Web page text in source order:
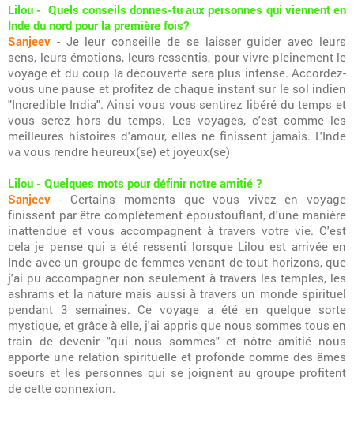
Lilou - Quels conseils donnes-tu aux personnes qui viennent en
Inde du nord pour la première fois?
Sanjeev - Je leur conseille de se laisser guider avec leurs
sens, leurs émotions, leurs ressentis, pour vivre pleinement le
voyage et du coup la découverte sera plus intense. Accordez-
vous une pause et profitez de chaque instant sur le sol indien
"Incredible India". Ainsi vous vous sentirez libéré du temps et
vous serez hors du temps. Les voyages, c'est comme les
meilleures histoires d'amour, elles ne finissent jamais. L'Inde
va vous rendre heureux(se) et joyeux(se)
Lilou - Quelques mots pour définir notre amitié ?
Sanjeev - Certains moments que vous vivez en voyage
finissent par être complètement époustouflant, d'une manière
inattendue et vous accompagnent à travers votre vie. C'est
cela je pense qui a été ressenti lorsque Lilou est arrivée en
Inde avec un groupe de femmes venant de tout horizons, que
j'ai pu accompagner non seulement à travers les temples, les
ashrams et la nature mais aussi à travers un monde spirituel
pendant 3 semaines. Ce voyage a été en quelque sorte
mystique, et grâce à elle, j'ai appris que nous sommes tous en
train de devenir "qui nous sommes" et nôtre amitié nous
apporte une relation spirituelle et profonde comme des âmes
soeurs et les personnes qui se joignent au groupe profitent
de cette connexion.